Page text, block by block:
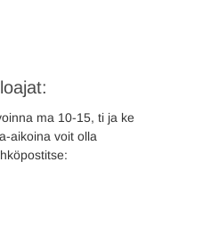
ma 10-15, ti ja ke
aikoina voit olla